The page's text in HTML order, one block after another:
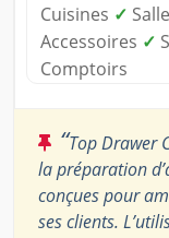
Cuisines ✓
Accessoires ✓
Comptoirs
“Top Drawer
la préparation
conçues pour
ses clients.